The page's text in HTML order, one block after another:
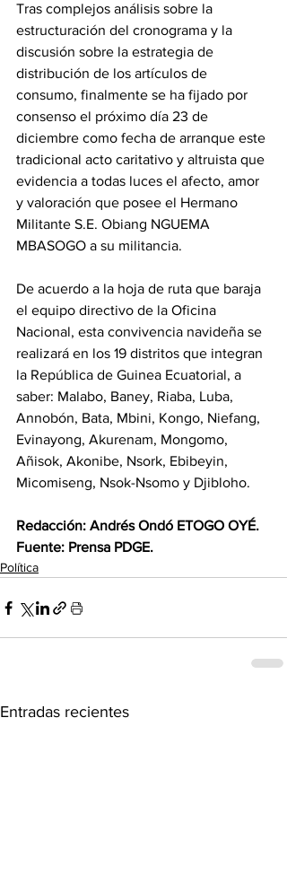
‎Tras complejos análisis sobre la
estructuración del cronograma y la
discusión sobre la estrategia de
distribución de los artículos de
consumo, finalmente se ha fijado por
consenso el próximo día 23 de
diciembre como fecha de arranque este
tradicional acto caritativo y altruista que
evidencia a todas luces el afecto, amor
y valoración que posee el Hermano
Militante S.E. Obiang NGUEMA
MBASOGO a su militancia.
‎De acuerdo a la hoja de ruta que baraja
el equipo directivo de la Oficina
Nacional, esta convivencia navideña se
realizará en los 19 distritos que integran
la República de Guinea Ecuatorial, a
saber: Malabo, Baney, Riaba, Luba,
Annobón, Bata, Mbini, Kongo, Niefang,
Evinayong, Akurenam, Mongomo,
Añisok, Akonibe, Nsork, Ebibeyin,
Micomiseng, Nsok-Nsomo y Djibloho.
Redacción: Andrés Ondó ETOGO OYÉ.
‎Fuente: Prensa PDGE.
Política
Entradas recientes